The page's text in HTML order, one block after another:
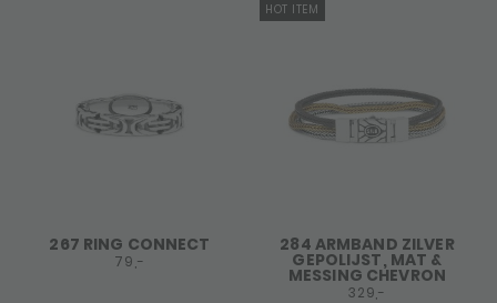
267 RING CONNECT
79,-
HOT ITEM
284 ARMBAND ZILVER
GEPOLIJST, MAT &
MESSING CHEVRON
329,-